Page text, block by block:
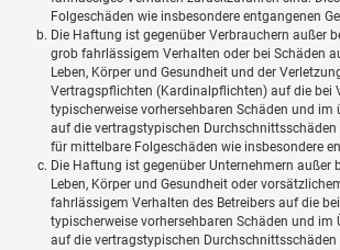
Folgeschäden wie insbesondere entgangenen
Die Haftung ist gegenüber Verbrauchern außer
grob fahrlässigem Verhalten oder bei Schäden
Leben, Körper und Gesundheit und der
Vertragspflichten (Kardinalpflichten) auf die bei
typischerweise vorhersehbaren Schäden und im
auf die vertragstypischen Durchschnittsschäden
für mittelbare Folgeschäden wie insbesondere
Die Haftung ist gegenüber Unternehmern außer
Leben, Körper und Gesundheit oder
fahrlässigem Verhalten des Betreibers auf die
typischerweise vorhersehbaren Schäden und im
auf die vertragstypischen Durchschnittsschäden